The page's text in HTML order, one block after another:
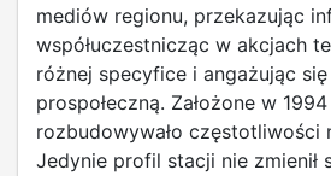
mediów regionu, przekazując
współuczestnicząc w akcjach
różnej specyfice i angażując się
prospołeczną. Założone w
rozbudowywało częstotliwości
Jedynie profil stacji nie zmienił